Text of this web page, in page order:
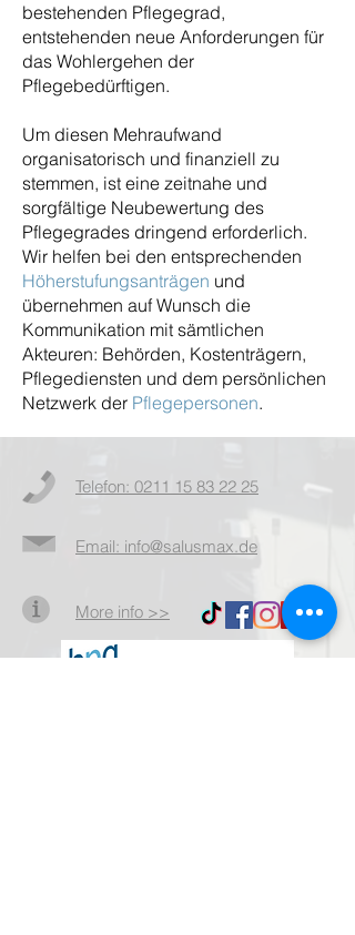
bestehenden Pflegegrad,
entstehenden neue Anforderungen für
das Wohlergehen der
Pflegebedürftigen.
Um diesen Mehraufwand
organisatorisch und finanziell zu
stemmen, ist eine zeitnahe und
sorgfältige Neubewertung des
Pflegegrades dringend erforderlich.
Wir helfen bei den entsprechenden
Höherstufungsanträgen und
übernehmen auf Wunsch die
Kommunikation mit sämtlichen
Akteuren: Behörden, Kostenträgern,
Pflegediensten und dem persönlichen
Netzwerk der Pflegepersonen.
Telefon: 0211 15 83 22 25
Email: info@salusmax.de
More info >>